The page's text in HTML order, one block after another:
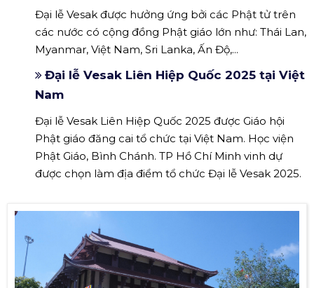
Đại lễ Vesak được hưởng ứng bởi các Phật tử trên
các nước có cộng đồng Phật giáo lớn như: Thái Lan,
Myanmar, Việt Nam, Sri Lanka, Ấn Độ,...
Đại lễ Vesak Liên Hiệp Quốc 2025 tại Việt
Nam
Đại lễ Vesak Liên Hiệp Quốc 2025 được Giáo hội
Phật giáo đăng cai tổ chức tại Việt Nam. Học viện
Phật Giáo, Bình Chánh. TP Hồ Chí Minh vinh dự
được chọn làm địa điểm tổ chức Đại lễ Vesak 2025.